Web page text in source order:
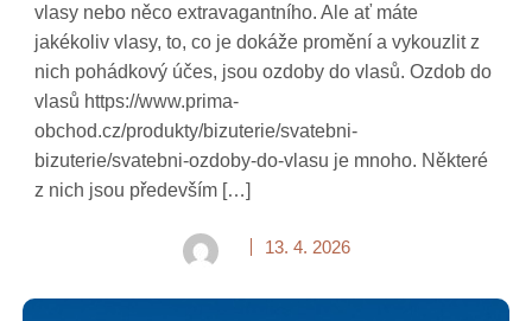
vlasy nebo něco extravagantního. Ale ať máte
jakékoliv vlasy, to, co je dokáže promění a vykouzlit z
nich pohádkový účes, jsou ozdoby do vlasů. Ozdob do
vlasů https://www.prima-
obchod.cz/produkty/bizuterie/svatebni-
bizuterie/svatebni-ozdoby-do-vlasu je mnoho. Některé
z nich jsou především […]
13. 4. 2026